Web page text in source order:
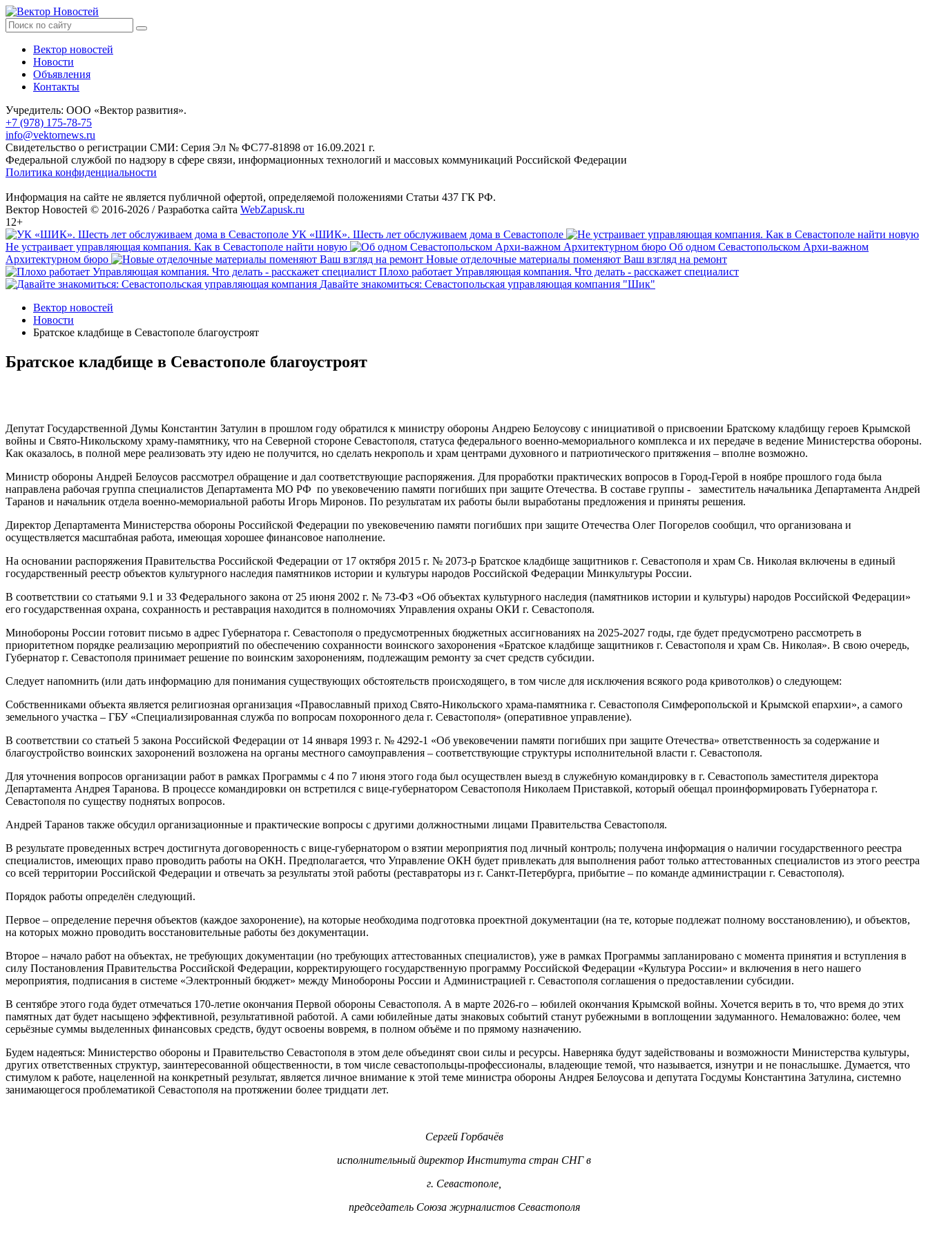
Вектор новостей
Новости
Объявления
Контакты
Учредитель: ООО «Вектор развития».
+7 (978) 175-78-75
info@vektornews.ru
Свидетельство о регистрации СМИ: Серия Эл № ФС77-81898 от 16.09.2021 г.
Федеральной службой по надзору в сфере связи, информационных технологий и массовых коммуникаций Российской Федерации
Политика конфиденциальности
Информация на сайте не является публичной офертой, определяемой положениями Статьи 437 ГК РФ.
Вектор Новостей © 2016-2026 /Разработка сайта WebZapusk.ru
12+
УК «ШИК». Шесть лет обслуживаем дома в Севастополе
Не устраивает управляющая компания. Как в Севастополе найти новую
Об одном Севастопольском Архи-важном
Архитектурном бюро
Новые отделочные материалы поменяют Ваш взгляд на ремонт
Плохо работает Управляющая компания. Что делать - расскажет специалист
Давайте знакомиться: Севастопольская управляющая компания "Шик"
Вектор новостей
Новости
Братское кладбище в Севастополе благоустроят
Братское кладбище в Севастополе благоустроят
Депутат Государственной Думы Константин Затулин в прошлом году обратился к министру обороны Андрею Белоусову с инициативой о присвоении Братскому кладбищу героев Крымской
войны и Свято-Никольскому храму-памятнику, что на Северной стороне Севастополя, статуса федерального военно-мемориального комплекса и их передаче в ведение Министерства обороны.
Как оказалось, в полной мере реализовать эту идею не получится, но сделать некрополь и храм центрами духовного и патриотического притяжения – вполне возможно.
Министр обороны Андрей Белоусов рассмотрел обращение и дал соответствующие распоряжения. Для проработки практических вопросов в Город-Герой в ноябре прошлого года была
направлена рабочая группа специалистов Департамента МО РФ по увековечению памяти погибших при защите Отечества. В составе группы - заместитель начальника Департамента Андрей
Таранов и начальник отдела военно-мемориальной работы Игорь Миронов. По результатам их работы были выработаны предложения и приняты решения.
Директор Департамента Министерства обороны Российской Федерации по увековечению памяти погибших при защите Отечества Олег Погорелов сообщил, что организована и
осуществляется масштабная работа, имеющая хорошее финансовое наполнение.
На основании распоряжения Правительства Российской Федерации от 17 октября 2015 г. № 2073-р Братское кладбище защитников г. Севастополя и храм Св. Николая включены в единый
государственный реестр объектов культурного наследия памятников истории и культуры народов Российской Федерации Минкультуры России.
В соответствии со статьями 9.1 и 33 Федерального закона от 25 июня 2002 г. № 73-ФЗ «Об объектах культурного наследия (памятников истории и культуры) народов Российской Федерации»
его государственная охрана, сохранность и реставрация находится в полномочиях Управления охраны ОКИ г. Севастополя.
Минобороны России готовит письмо в адрес Губернатора г. Севастополя о предусмотренных бюджетных ассигнованиях на 2025-2027 годы, где будет предусмотрено рассмотреть в
приоритетном порядке реализацию мероприятий по обеспечению сохранности воинского захоронения «Братское кладбище защитников г. Севастополя и храм Св. Николая». В свою очередь,
Губернатор г. Севастополя принимает решение по воинским захоронениям, подлежащим ремонту за счет средств субсидии.
Следует напомнить (или дать информацию для понимания существующих обстоятельств происходящего, в том числе для исключения всякого рода кривотолков) о следующем:
Собственниками объекта является религиозная организация «Православный приход Свято-Никольского храма-памятника г. Севастополя Симферопольской и Крымской епархии», а самого
земельного участка – ГБУ «Специализированная служба по вопросам похоронного дела г. Севастополя» (оперативное управление).
В соответствии со статьей 5 закона Российской Федерации от 14 января 1993 г. № 4292-1 «Об увековечении памяти погибших при защите Отечества» ответственность за содержание и
благоустройство воинских захоронений возложена на органы местного самоуправления – соответствующие структуры исполнительной власти г. Севастополя.
Для уточнения вопросов организации работ в рамках Программы с 4 по 7 июня этого года был осуществлен выезд в служебную командировку в г. Севастополь заместителя директора
Департамента Андрея Таранова. В процессе командировки он встретился с вице-губернатором Севастополя Николаем Приставкой, который обещал проинформировать Губернатора г.
Севастополя по существу поднятых вопросов.
Андрей Таранов также обсудил организационные и практические вопросы с другими должностными лицами Правительства Севастополя.
В результате проведенных встреч достигнута договоренность с вице-губернатором о взятии мероприятия под личный контроль; получена информация о наличии государственного реестра
специалистов, имеющих право проводить работы на ОКН. Предполагается, что Управление ОКН будет привлекать для выполнения работ только аттестованных специалистов из этого реестра
со всей территории Российской Федерации и отвечать за результаты этой работы (реставраторы из г. Санкт-Петербурга, прибытие – по команде администрации г. Севастополя).
Порядок работы определён следующий.
Первое – определение перечня объектов (каждое захоронение), на которые необходима подготовка проектной документации (на те, которые подлежат полному восстановлению), и объектов,
на которых можно проводить восстановительные работы без документации.
Второе – начало работ на объектах, не требующих документации (но требующих аттестованных специалистов), уже в рамках Программы запланировано с момента принятия и вступления в
силу Постановления Правительства Российской Федерации, корректирующего государственную программу Российской Федерации «Культура России» и включения в него нашего
мероприятия, подписания в системе «Электронный бюджет» между Минобороны России и Администрацией г. Севастополя соглашения о предоставлении субсидии.
В сентябре этого года будет отмечаться 170-летие окончания Первой обороны Севастополя. А в марте 2026-го – юбилей окончания Крымской войны. Хочется верить в то, что время до этих
памятных дат будет насыщено эффективной, результативной работой. А сами юбилейные даты знаковых событий станут рубежными в воплощении задуманного. Немаловажно: более, чем
серьёзные суммы выделенных финансовых средств, будут освоены вовремя, в полном объёме и по прямому назначению.
Будем надеяться: Министерство обороны и Правительство Севастополя в этом деле объединят свои силы и ресурсы. Наверняка будут задействованы и возможности Министерства культуры,
других ответственных структур, заинтересованной общественности, в том числе севастопольцы-профессионалы, владеющие темой, что называется, изнутри и не понаслышке. Думается, что
стимулом к работе, нацеленной на конкретный результат, является личное внимание к этой теме министра обороны Андрея Белоусова и депутата Госдумы Константина Затулина, системно
занимающегося проблематикой Севастополя на протяжении более тридцати лет.
Сергей Горбачёв
исполнительный директор Института стран СНГ в
г. Севастополе,
председатель Союза журналистов Севастополя